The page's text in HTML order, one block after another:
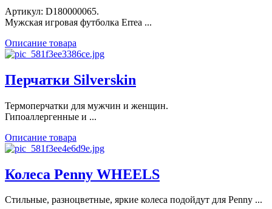
Артикул: D180000065.
Мужская игровая футболка Errea ...
Описание товара
Перчатки Silverskin
Термоперчатки для мужчин и женщин.
Гипоаллергенные и ...
Описание товара
Колеса Penny WHEELS
Стильные, разноцветные, яркие колеса подойдут для Penny ...